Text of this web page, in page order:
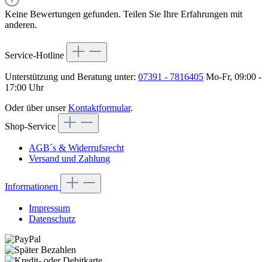
Keine Bewertungen gefunden. Teilen Sie Ihre Erfahrungen mit
anderen.
Service-Hotline
Unterstützung und Beratung unter: 07391 - 7816405 Mo-Fr, 09:00 -
17:00 Uhr
Oder über unserKontaktformular.
Shop-Service
AGB´s & Widerrufsrecht
Versand und Zahlung
Informationen
Impressum
Datenschutz